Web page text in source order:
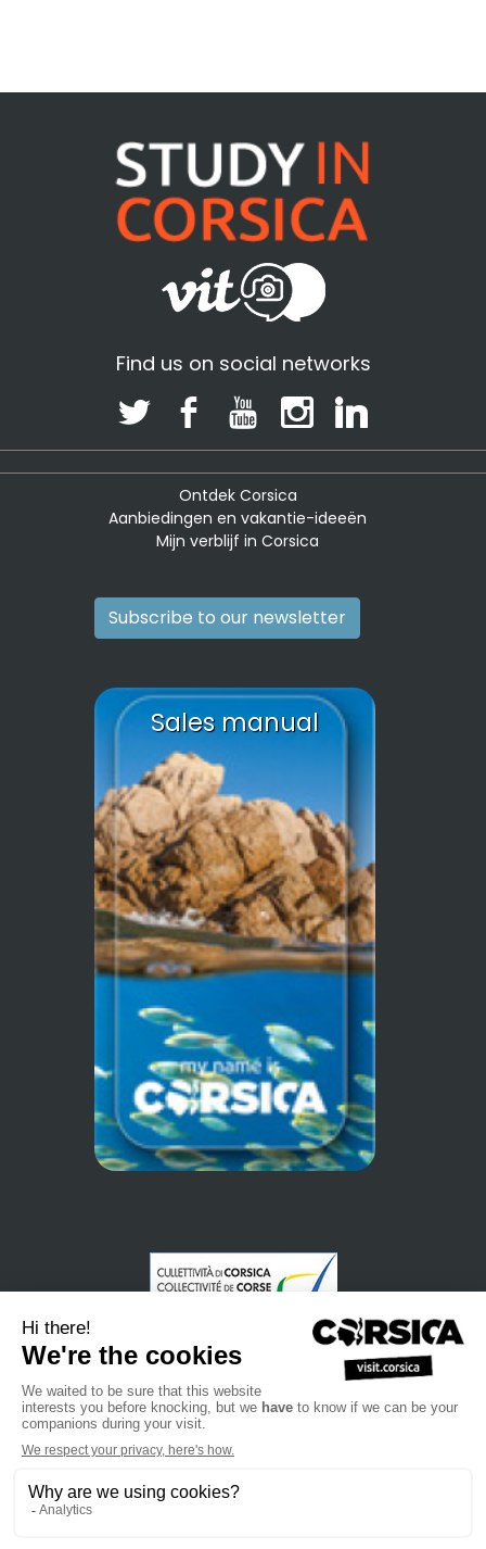
Find us on social networks
Ontdek Corsica
Aanbiedingen en vakantie-ideeën
Mijn verblijf in Corsica
Subscribe to our newsletter
Sales manual
Privacybeleid